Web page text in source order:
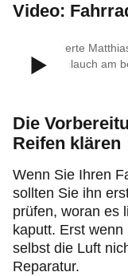
Video:
ADAC Experte
Fahrradschlauch am
Die
Reifen klären
Wenn Sie Ihren
sollten Sie ihn
prüfen, woran es
kaputt. Erst
selbst die Luft
Reparatur.